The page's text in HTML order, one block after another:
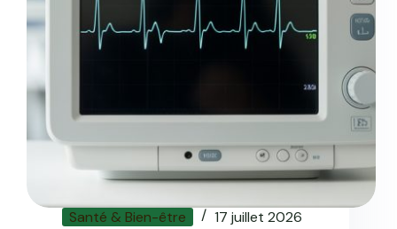
Santé & Bien-être 17 juillet 2026